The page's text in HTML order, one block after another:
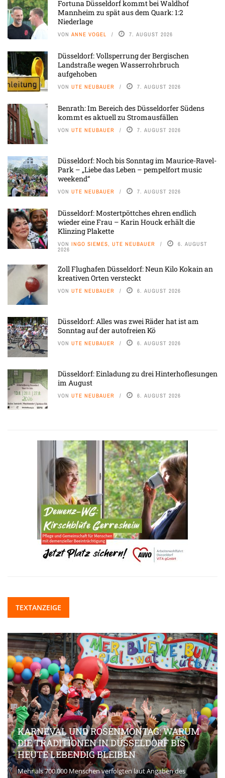
Fortuna Düsseldorf kommt bei Waldhof
Mannheim zu spät aus dem Quark: 1:2
Niederlage
VON ANNE VOGEL 7. AUGUST 2026
Düsseldorf: Vollsperrung der Bergischen
Landstraße wegen Wasserrohrbruch
aufgehoben
VON UTE NEUBAUER 7. AUGUST 2026
Benrath: Im Bereich des Düsseldorfer Südens
kommt es aktuell zu Stromausfällen
VON UTE NEUBAUER 7. AUGUST 2026
Düsseldorf: Noch bis Sonntag im Maurice-Ravel-
Park – „Liebe das Leben – pempelfort music
weekend“
VON UTE NEUBAUER 7. AUGUST 2026
Düsseldorf: Mostertpöttches ehren endlich
wieder eine Frau – Karin Houck erhält die
Klinzing Plakette
VON INGO SIEMES, UTE NEUBAUER 6. AUGUST
2026
Zoll Flughafen Düsseldorf: Neun Kilo Kokain an
kreativen Orten versteckt
VON UTE NEUBAUER 6. AUGUST 2026
Düsseldorf: Alles was zwei Räder hat ist am
Sonntag auf der autofreien Kö
VON UTE NEUBAUER 6. AUGUST 2026
Düsseldorf: Einladung zu drei Hinterhoflesungen
im August
VON UTE NEUBAUER 6. AUGUST 2026
TEXTANZEIGE
KARNEVAL UND ROSENMONTAG: WARUM
DIE TRADITIONEN IN DÜSSELDORF BIS
HEUTE LEBENDIG BLEIBEN
Mehr als 700.000 Menschen verfolgten laut Angaben des